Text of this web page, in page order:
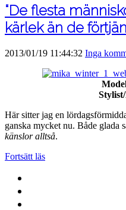
“De flesta
kärlek än de
2013/01/19 11:44:32 Inga
Här sitter jag en
ganska mycket nu. Både glada
känslor alltså.
Fortsätt läs